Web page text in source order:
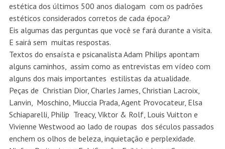
estética dos últimos 500 anos dialogam com os padrões
estéticos considerados corretos de cada época?
Eis algumas das perguntas que você se fará durante a visita.
E sairá sem muitas respostas.
Textos do ensaísta e psicanalista Adam Philips apontam
alguns caminhos, assim como as entrevistas em vídeo com
alguns dos mais importantes estilistas da atualidade.
Peças de Christian Dior, Charles James, Christian Lacroix,
Lanvin, Moschino, Miuccia Prada, Agent Provocateur, Elsa
Schiaparelli, Philip Treacy, Viktor & Rolf, Louis Vuitton e
Vivienne Westwood ao lado de roupas dos séculos passados
enchem os olhos de beleza, inquietação e perplexidade.